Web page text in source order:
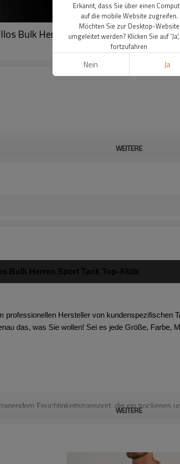
Bulk Herren Sport Tank Top-Aktik
WEITERE
Bulk Herren Sport Tank Top-Aktik
professionellen Hersteller von kundenspezifischen
das, was Sie wollen! Sei es jede Größe,
Feuchtigkeitstransport, die ein trockenes
und Logo-Stickerei
WEITERE
Erkannt, dass Sie über einen
auf die mobile Website zugreifen.
Möchten Sie zur Desktop-Website
umgeleitet werden? Klicken Sie auf
fortzufahren
Nein Ja